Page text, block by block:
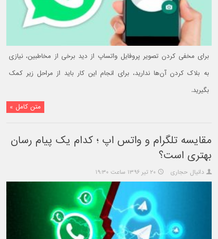
برای مخفی کردن تصویر پروفایل واتساپ از دید برخی از مخاطبین، نیازی
به بلاک کردن آن‌ها ندارید، برای انجام این کار باید از مراحل زیر کمک
بگیرید.
متن کامل »
مقایسه تلگرام و واتس اپ ؛ کدام یک پیام رسان
بهتری است؟
دانیال حجاری ۲۰ تیر ۱۳۹۶ ساعت ۱۹:۳۰